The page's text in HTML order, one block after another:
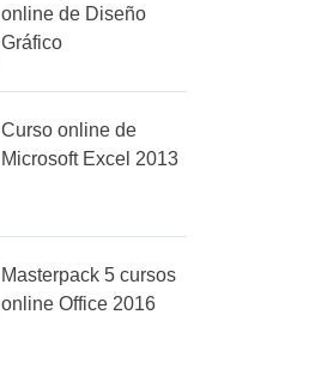
online de Diseño
Gráfico
Curso online de
Microsoft Excel 2013
Masterpack 5 cursos
online Office 2016